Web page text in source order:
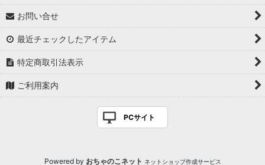
お問い合せ
最近チェックしたアイテム
特定商取引法表示
ご利用案内
PCサイト
Powered by おちゃのこネット ネットショップ作成サービス